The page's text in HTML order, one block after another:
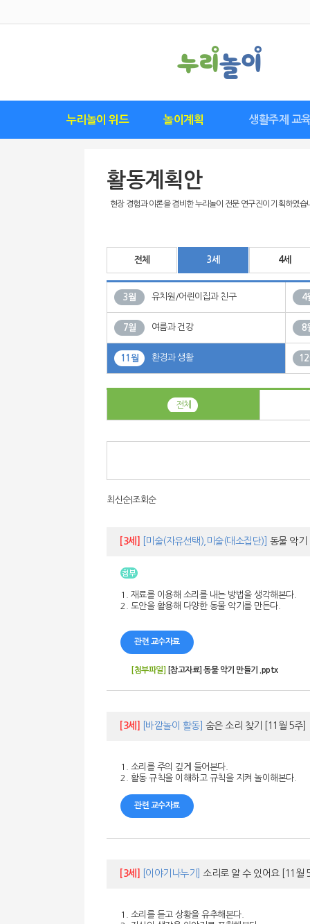
누리놀이 위드 놀이계획 생활주제 교
활동계획안
현장 경험과 이론을 겸비한 누리놀이 전문 연구진이 기획하였습
전체 3세 4세
3월 유치원/어린이집과 친구 4
7월 여름과 건강 8
11월 환경과 생활
전체
최신순|조회순
[3세] [미술(자유선택),미술(대소집단)] 동물 악
1. 재료를 이용해 소리를 내는 방법을 생각해본다.
2. 도안을 활용해 다양한 동물 악기를 만든다.
관련 교수자료
[첨부파일] [참고자료] 동물 악기 만들기 .pptx
[3세] [바깥놀이 활동] 숨은 소리 찾기 [11월 5주]
1. 소리를 주의 깊게 들어본다.
2. 활동 규칙을 이해하고 규칙을 지켜 놀이해본다.
관련 교수자료
[3세] [이야기나누기] 소리로 알 수 있어요 [11월
1. 소리를 듣고 상황을 유추해본다.